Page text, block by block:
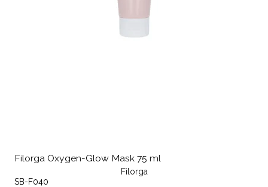
Filorga Oxygen-Glow Mask 75 ml
Filorga
SB-F040